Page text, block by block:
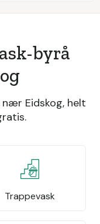
byrå
Eidskog, helt
Trappevask